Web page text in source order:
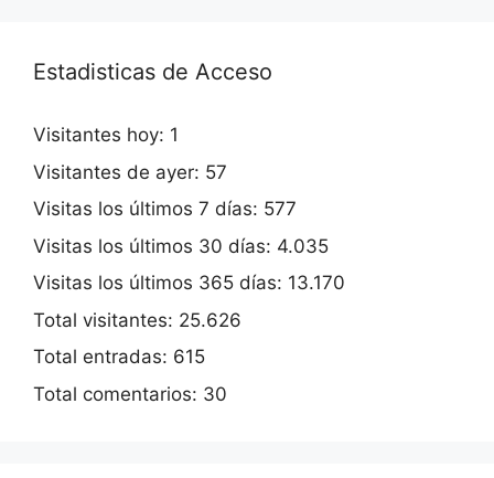
Estadisticas de Acceso
Visitantes hoy: 1
Visitantes de ayer: 57
Visitas los últimos 7 días: 577
Visitas los últimos 30 días: 4.035
Visitas los últimos 365 días: 13.170
Total visitantes: 25.626
Total entradas: 615
Total comentarios: 30